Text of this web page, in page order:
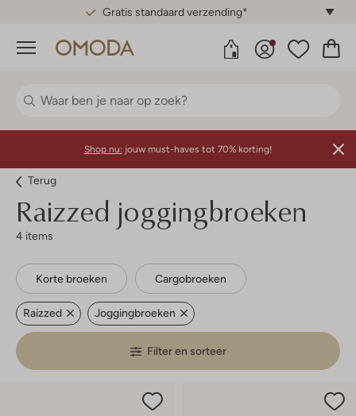
Gratis standaard verzending*
Menu
Shop nu: jouw must-haves tot 70% korting!
Terug
Raizzed joggingbroeken
4 items
Korte broeken Cargobroeken
Raizzed Joggingbroeken
Filter en sorteer